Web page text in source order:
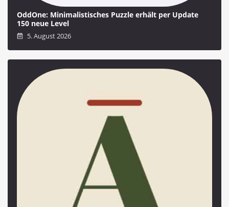
OddOne: Minimalistisches Puzzle erhält per Update
150 neue Level
5. August 2026